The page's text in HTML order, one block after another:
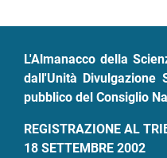
L'Almanacco della
dall'Unità Divulgazione
pubblico del Consiglio
REGISTRAZIONE AL
18 SETTEMBRE 2002